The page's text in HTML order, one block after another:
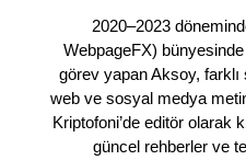
2020–2023
WebpageFX)
görev yapan Aksoy,
web ve sosyal medya
Kriptofoni’de editör olarak
güncel rehberler ve